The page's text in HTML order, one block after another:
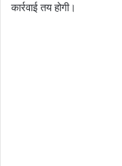
कार्रवाई तय होगी।